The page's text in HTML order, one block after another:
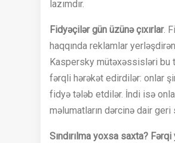
lazımdır.
Fidyəçilər gün üzünə çıxırlar.
haqqında reklamlar
Kaspersky mütəxəssisləri bu
fərqli hərəkət edirdilər: onlar
fidyə tələb etdilər. İndi isə
məlumatların dərcinə dair geri
Sındırılma yoxsa saxta? Fərqi